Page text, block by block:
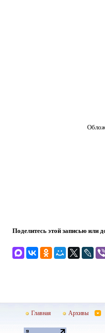
Поделитесь этой записью или
Главная Архивы